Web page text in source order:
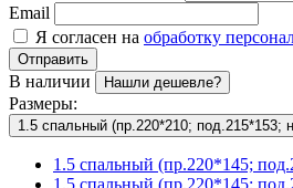
Email
Я согласен на обработку
Отправить
В наличии Нашли дешевле?
Размеры:
1.5 спальный (пр.220*210; под.215*153;
1.5 спальный (пр.220*145;
1.5 спальный (пр.220*145;